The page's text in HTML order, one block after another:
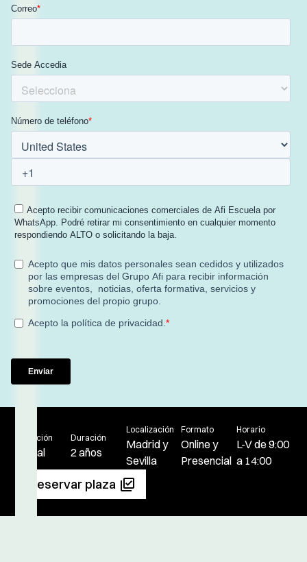
Titulación
Oficial
Duración
2 años
Localización
Madridy
Sevilla
Formato
Onliney
Presencial
Horario
L-V de 9:00
a 14:00
Reservar plaza